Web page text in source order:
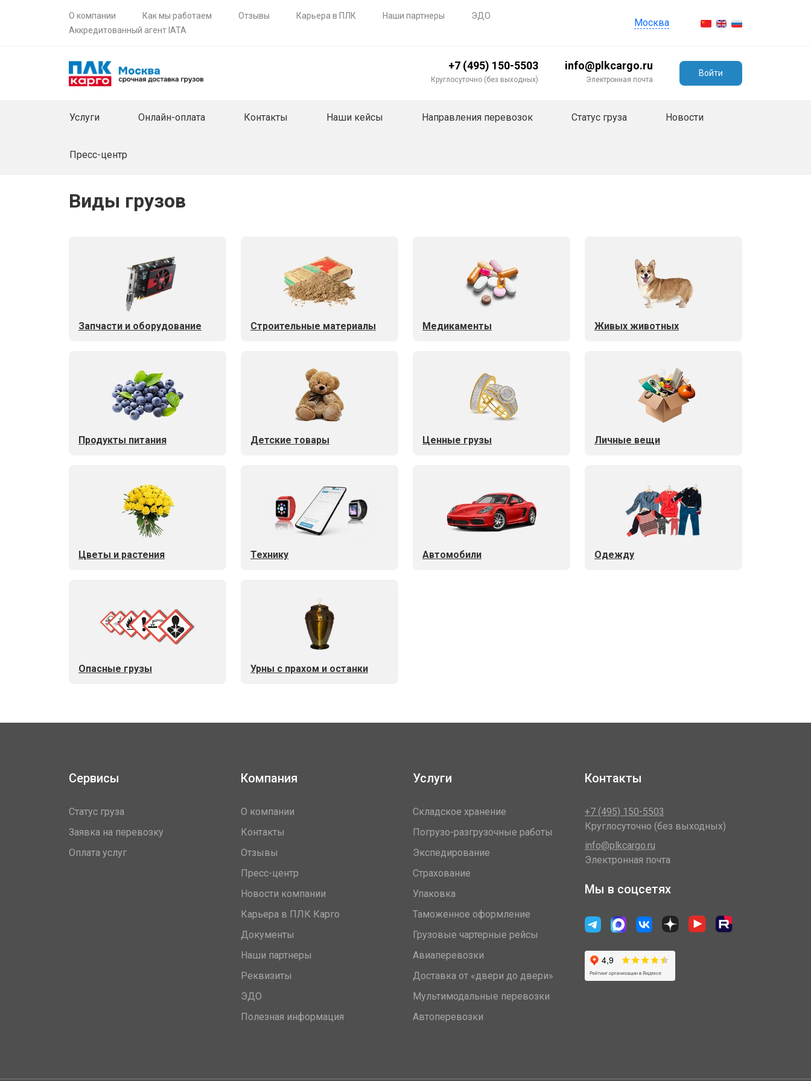
О компании Как мы работаем Отзывы Карьера в ПЛК Наши партнеры
ЭДО
Аккредитованный агент IATA
Москва
+7 (495) 150-5503
Круглосуточно (без выходных)
info@plkcargo.ru
Электронная почта
Войти
Услуги Онлайн-оплата Контакты Наши кейсы Направления перевозок Статус груза Новости
Пресс-центр
Виды грузов
Запчасти и оборудование Строительные материалы Медикаменты Живых животных
Продукты питания Детские товары Ценные грузы Личные вещи
Цветы и растения Технику Автомобили Одежду
Опасные грузы Урны с прахом и останки
Сервисы
Статус груза
Заявка на перевозку
Оплата услуг
Компания
О компании
Контакты
Отзывы
Пресс-центр
Новости компании
Карьера в ПЛК Карго
Документы
Наши партнеры
Реквизиты
ЭДО
Полезная информация
Услуги
Складское хранение
Погрузо-разгрузочные работы
Экспедирование
Страхование
Упаковка
Таможенное оформление
Грузовые чартерные рейсы
Авиаперевозки
Доставка от «двери до двери»
Мультимодальные перевозки
Автоперевозки
Контакты
+7 (495) 150-5503
Круглосуточно (без выходных)
info@plkcargo.ru
Электронная почта
Мы в соцсетях